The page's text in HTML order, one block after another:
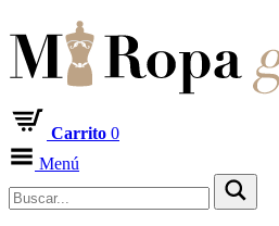
Carrito 0
Menú